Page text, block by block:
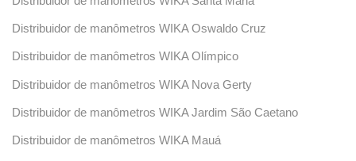
Distribuidor de manômetros WIKA Oswaldo Cruz
Distribuidor de manômetros WIKA Olímpico
Distribuidor de manômetros WIKA Nova Gerty
Distribuidor de manômetros WIKA Jardim São Caetano
Distribuidor de manômetros WIKA Mauá